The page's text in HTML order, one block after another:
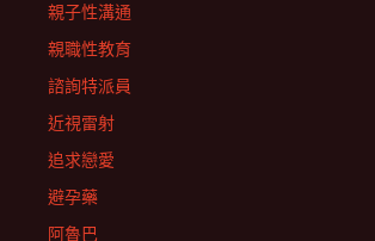
親子性溝通
親職性教育
諮詢特派員
近視雷射
追求戀愛
避孕藥
阿魯巴